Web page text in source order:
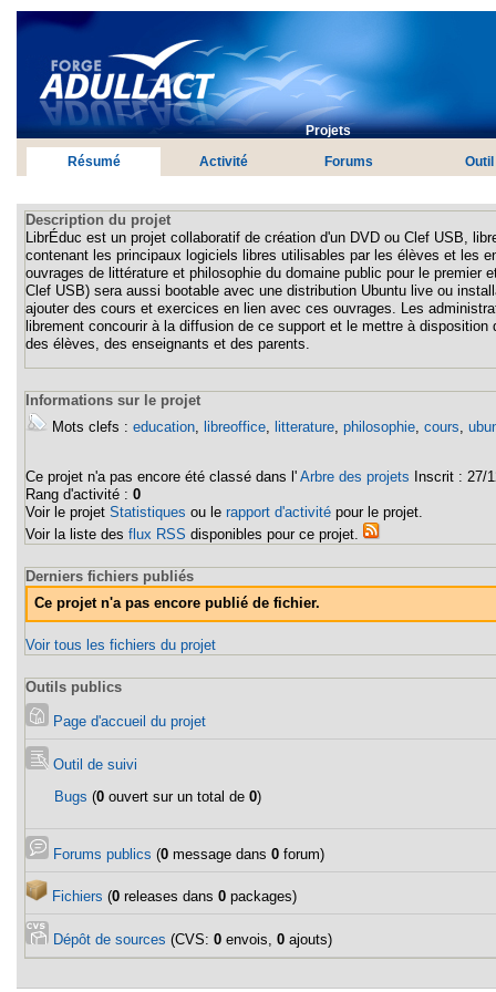
Projets
Résumé Activité Forums
Description du projet
LibrÉduc est un projet collaboratif de création d'un DVD ou Clef USB,
contenant les principaux logiciels libres utilisables par les élèves et les
ouvrages de littérature et philosophie du domaine public pour le premier
Clef USB) sera aussi bootable avec une distribution Ubuntu live ou
ajouter des cours et exercices en lien avec ces ouvrages. Les
librement concourir à la diffusion de ce support et le mettre à
des élèves, des enseignants et des parents.
Informations sur le projet
Mots clefs : education, libreoffice, litterature, philosophie, cours
Ce projet n'a pas encore été classé dans l' Arbre des projets Inscrit : 27/
Rang d'activité : 0
Voir le projet Statistiques ou le rapport d'activitépour le projet.
Voir la liste des flux RSS disponibles pour ce projet.
Derniers fichiers publiés
Ce projet n'a pas encore publié de fichier.
Voir tous les fichiers du projet
Outils publics
Page d'accueil du projet
Outil de suivi
Bugs (0ouvert sur un total de 0)
Forums publics (0message dans 0forum)
Fichiers (0releases dans 0packages)
Dépôt de sources (CVS: 0envois, 0ajouts)